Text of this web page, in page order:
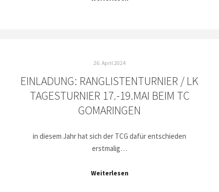
26. April 2024
EINLADUNG: RANGLISTENTURNIER / LK
TAGESTURNIER 17.-19.MAI BEIM TC
GOMARINGEN
in diesem Jahr hat sich der TCG dafür entschieden
erstmalig…
Weiterlesen